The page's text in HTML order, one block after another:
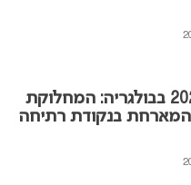
אירוויזיון 2027 בבולגריה: המחלוקת
המארחת בנקודת רתיחה